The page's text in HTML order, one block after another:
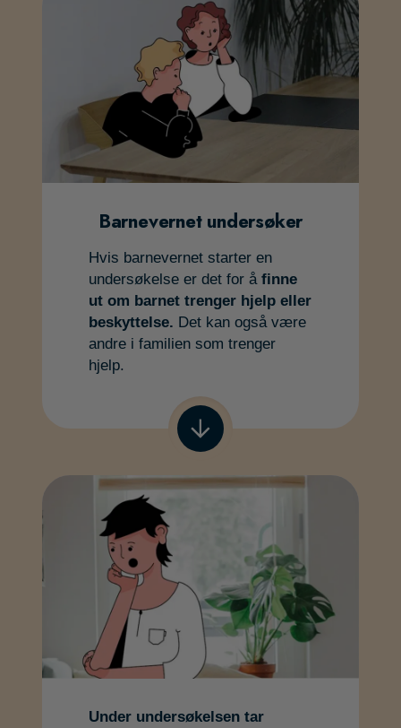
Barnevernet undersøker
Hvis barnevernet starter en
undersøkelse er det for å finne
ut om barnet trenger hjelp eller
beskyttelse. Det kan også være
andre i familien som trenger
hjelp.
Gå til neste
Under undersøkelsen tar